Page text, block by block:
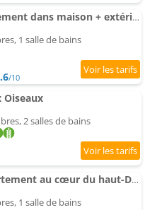
Appartement Logement dans maison + extérieur
1 salle de bains
/10
Oiseaux
2 salles de bains
grand et bel Appartement au cœur du haut-Doubs
1 salle de bains